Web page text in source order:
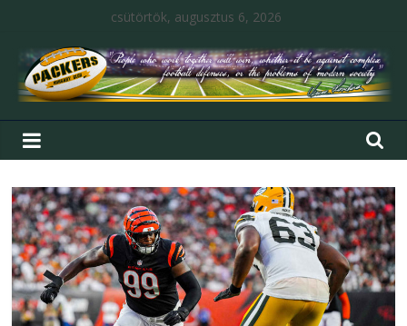
csütörtök, augusztus 6, 2026